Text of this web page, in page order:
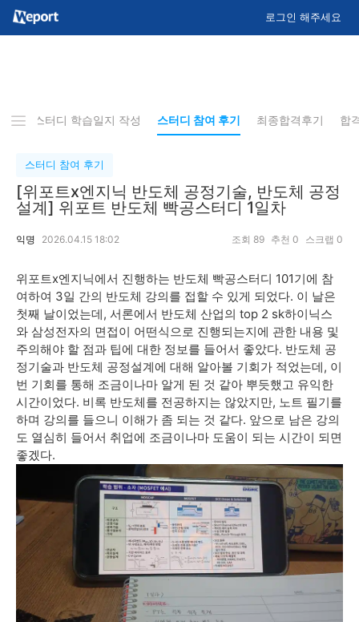
로그인 해주세요
항 스터디 학습일지 작성 스터디 참여 후기 최종합격후기 합
스터디 참여 후기
[위포트x엔지닉 반도체 공정기술, 반도체 공정
설계] 위포트 반도체 빡공스터디 1일차
익명 2026.04.15 18:02 조회 89 추천 0 스크랩 0
위포트x엔지닉에서 진행하는 반도체 빡공스터디 101기에 참
여하여 3일 간의 반도체 강의를 접할 수 있게 되었다. 이 날은
첫째 날이었는데, 서론에서 반도체 산업의 top 2 sk하이닉스
와 삼성전자의 면접이 어떤식으로 진행되는지에 관한 내용 및
주의해야 할 점과 팁에 대한 정보를 들어서 좋았다. 반도체 공
정기술과 반도체 공정설계에 대해 알아볼 기회가 적었는데, 이
번 기회를 통해 조금이나마 알게 된 것 같아 뿌듯했고 유익한
시간이었다. 비록 반도체를 전공하지는 않았지만, 노트 필기를
하며 강의를 들으니 이해가 좀 되는 것 같다. 앞으로 남은 강의
도 열심히 들어서 취업에 조금이나마 도움이 되는 시간이 되면
좋겠다.